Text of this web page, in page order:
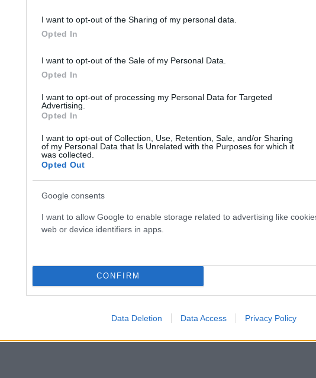
I want to opt-out of the Sharing of my personal data.
Opted In
I want to opt-out of the Sale of my Personal Data.
Opted In
I want to opt-out of processing my Personal Data for Targeted
Advertising.
Opted In
I want to opt-out of Collection, Use, Retention, Sale, and/or Sharing
of my Personal Data that Is Unrelated with the Purposes for which it
was collected.
Opted Out
Google consents
I want to allow Google to enable storage related to advertising like
web or device identifiers in apps.
CONFIRM
Data Deletion Data Access Privacy Policy
δες περισσότερο